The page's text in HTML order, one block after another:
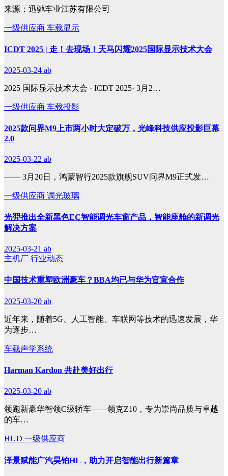
来源：迅驰车业江苏有限公司
一级供应商 车载显示
ICDT 2025 | 走！去现场！天马闪耀2025国际显示技术大会
2025-03-24 ab
2025 国际显示技术大会 · ICDT 2025· 3月2…
一级供应商 车载投影
2025款问界M9上市两小时大定破万，光峰科技供应投影巨幕
2.0
2025-03-22 ab
—— 3月20日，鸿蒙智行2025款旗舰SUV问界M9正式发…
一级供应商 调光玻璃
光羿推出全新黑色EC智能调光车窗产品，智能座舱的新调光
解决方案
2025-03-21 ab
主机厂 行业动态
中国技术重塑欧洲豪车？BBA均已与华为官宣合作
2025-03-20 ab
近年来，随着5G、人工智能、车联网等技术的迅速发展，华
为逐步…
车载声学系统
Harman Kardon 共赴美好出行
2025-03-20 ab
领跑新豪华智领C级轿车——领克Z10，专为崇尚品质与卓越
的车…
HUD 一级供应商
泽景赋能广汽昊铂HL，助力开启智能出行新篇章